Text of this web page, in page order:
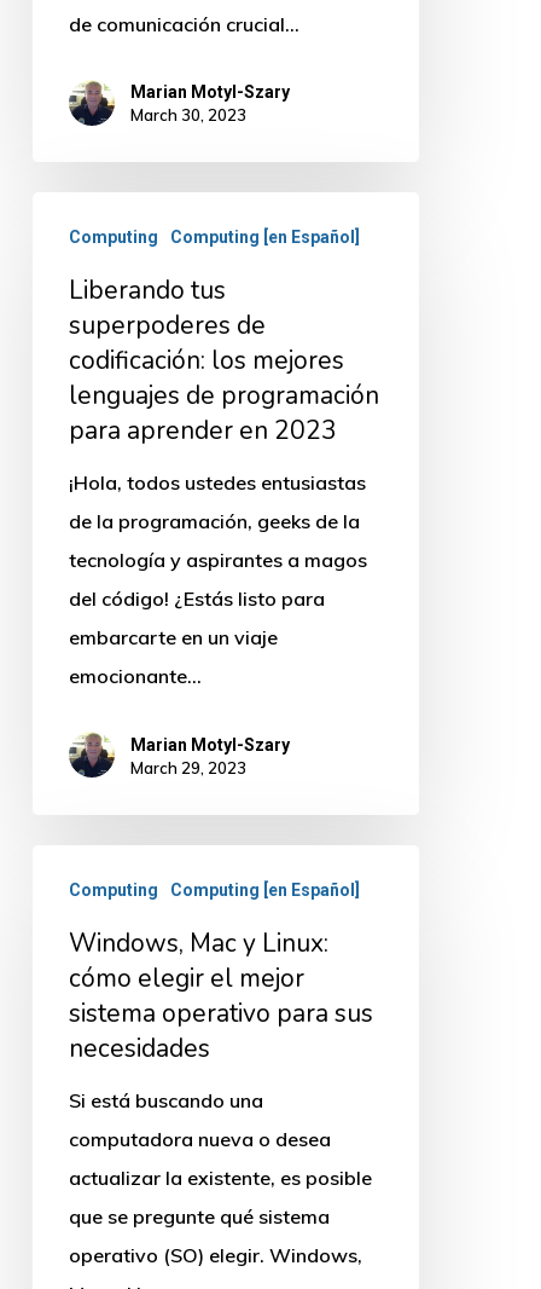
trabajo
de comunicación crucial…
Marian Motyl-Szary
March 30, 2023
superpoderes
codificación:
mejores
lenguajes
programación
para
aprender
Computing Computing [en Español]
Liberando tus
superpoderes de
codificación: los mejores
lenguajes de programación
para aprender en 2023
¡Hola, todos ustedes entusiastas
de la programación, geeks de la
tecnología y aspirantes a magos
del código! ¿Estás listo para
embarcarte en un viaje
emocionante…
Marian Motyl-Szary
March 29, 2023
Linux:
cómo
elegir
mejor
sistema
operativo
para
Computing Computing [en Español]
Windows, Mac y Linux:
cómo elegir el mejor
sistema operativo para sus
necesidades
Si está buscando una
computadora nueva o desea
actualizar la existente, es posible
que se pregunte qué sistema
operativo (SO) elegir. Windows,